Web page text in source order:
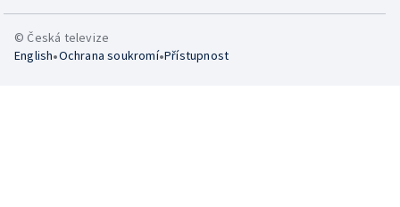
© Česká televize
English•Ochrana soukromí•Přístupnost